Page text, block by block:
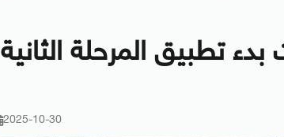
تطبيق المرحلة الثانية
2025-10-30